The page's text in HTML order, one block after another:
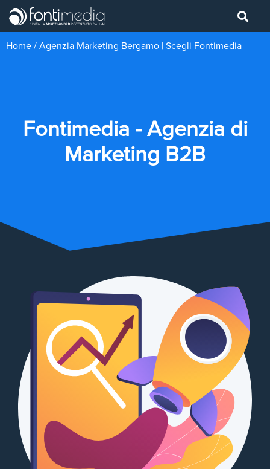
Home / Agenzia Marketing Bergamo | Scegli Fontimedia
Fontimedia - Agenzia di
Marketing B2B